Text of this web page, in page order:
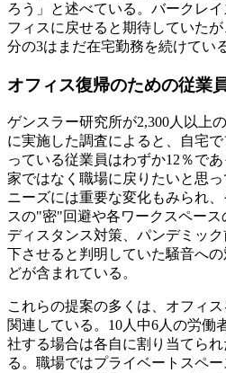
ろう」と述べている。バークレ
フィスに戻せると期待していた
分の3はまだ在宅勤務を続けている
オフィス復帰のための従業
ゲンスラー研究所が2,300人以上
に実施した調査によると、自宅
っている従業員はわずか12％で
家ではなく職場に戻りたいと思
ニーズには重要な変化もみられ
スの"密"回避や各ワークスペー
ディスタンス対策、パンデミッ
下させると判明していた騒音へ
どが含まれている。
これらの提案の多くは、オフィ
関連している。10人中6人の労働
社する場合は各自に割り当てら
る。職場ではプライベートスペ